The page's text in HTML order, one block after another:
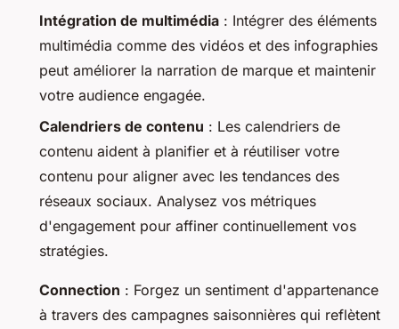
Intégration de multimédia : Intégrer des éléments
multimédia comme des vidéos et des infographies
peut améliorer la narration de marque et maintenir
votre audience engagée.
Calendriers de contenu : Les calendriers de
contenu aident à planifier et à réutiliser votre
contenu pour aligner avec les tendances des
réseaux sociaux. Analysez vos métriques
d'engagement pour affiner continuellement vos
stratégies.
Connection : Forgez un sentiment d'appartenance
à travers des campagnes saisonnières qui reflètent